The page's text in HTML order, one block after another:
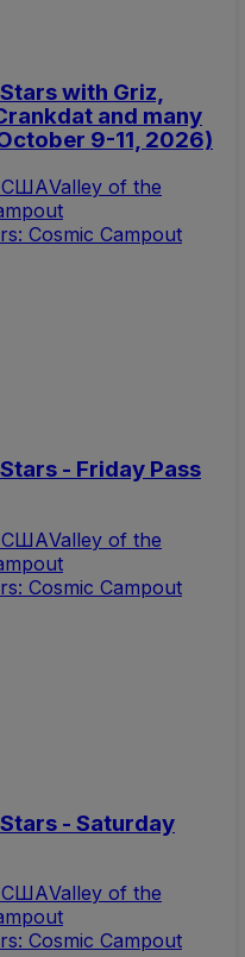
with Griz,
and many
9-11, 2026)
СШАValley of the
Cosmic Campout
- Friday Pass
СШАValley of the
Cosmic Campout
- Saturday
СШАValley of the
Cosmic Campout